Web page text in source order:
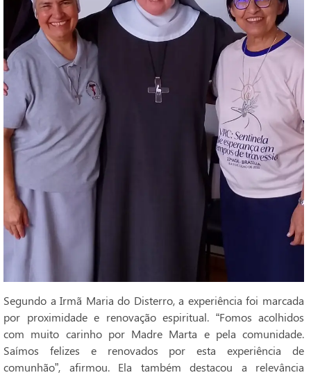
Segundo a Irmã Maria do Disterro, a experiência foi marcada
por proximidade e renovação espiritual. “Fomos acolhidos
com muito carinho por Madre Marta e pela comunidade.
Saímos felizes e renovados por esta experiência de
comunhão”, afirmou. Ela também destacou a relevância